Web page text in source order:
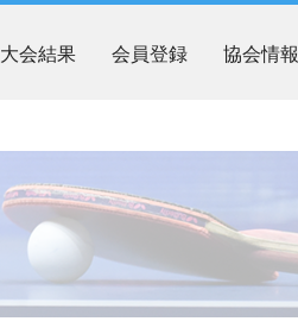
大会結果 会員登録 協会情報